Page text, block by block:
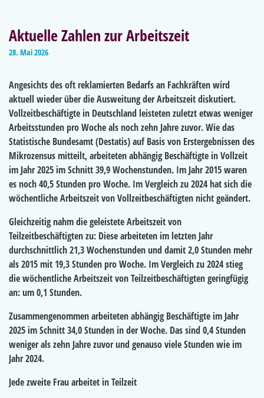
Aktuelle Zahlen zur Arbeitszeit
28. Mai 2026
Angesichts des oft reklamierten Bedarfs an Fachkräften wird
aktuell wieder über die Ausweitung der Arbeitszeit diskutiert.
Vollzeitbeschäftigte in Deutschland leisteten zuletzt etwas weniger
Arbeitsstunden pro Woche als noch zehn Jahre zuvor. Wie das
Statistische Bundesamt (Destatis) auf Basis von Erstergebnissen des
Mikrozensus mitteilt, arbeiteten abhängig Beschäftigte in Vollzeit
im Jahr 2025 im Schnitt 39,9 Wochenstunden. Im Jahr 2015 waren
es noch 40,5 Stunden pro Woche. Im Vergleich zu 2024 hat sich die
wöchentliche Arbeitszeit von Vollzeitbeschäftigten nicht geändert.
Gleichzeitig nahm die geleistete Arbeitszeit von
Teilzeitbeschäftigten zu: Diese arbeiteten im letzten Jahr
durchschnittlich 21,3 Wochenstunden und damit 2,0 Stunden mehr
als 2015 mit 19,3 Stunden pro Woche. Im Vergleich zu 2024 stieg
die wöchentliche Arbeitszeit von Teilzeitbeschäftigten geringfügig
an: um 0,1 Stunden.
Zusammengenommen arbeiteten abhängig Beschäftigte im Jahr
2025 im Schnitt 34,0 Stunden in der Woche. Das sind 0,4 Stunden
weniger als zehn Jahre zuvor und genauso viele Stunden wie im
Jahr 2024.
Jede zweite Frau arbeitet in Teilzeit